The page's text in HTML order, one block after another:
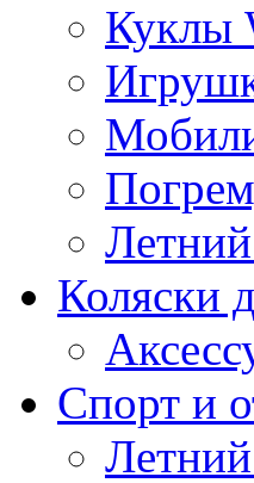
Куклы
Коляски
Спорт и